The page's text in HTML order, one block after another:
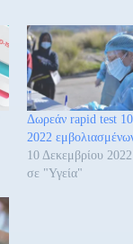
Δωρεάν rapid test
2022
10 Δεκεμβρίου 2022
σε "Υγεία"